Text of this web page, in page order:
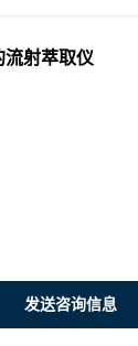
流射萃取仪
发送咨询信息